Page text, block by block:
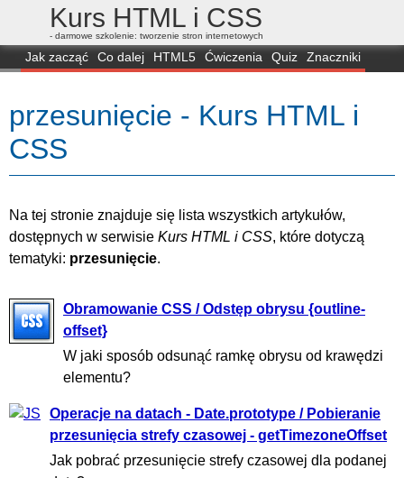
Kurs HTML i CSS
- darmowe szkolenie: tworzenie stron internetowych
Jak zacząć Co dalej HTML5 Ćwiczenia Quiz
Znaczniki
FAQ
Przeglądarki Mapa FORUM
przesunięcie - Kurs HTML i
CSS
Na tej stronie znajduje się lista wszystkich artykułów,
dostępnych w serwisie Kurs HTML i CSS, które dotyczą
tematyki: przesunięcie.
Obramowanie CSS / Odstęp obrysu {outline-
offset}
W jaki sposób odsunąć ramkę obrysu od krawędzi
elementu?
Operacje na datach - Date.prototype / Pobieranie
przesunięcia strefy czasowej - getTimezoneOffset
Jak pobrać przesunięcie strefy czasowej dla podanej